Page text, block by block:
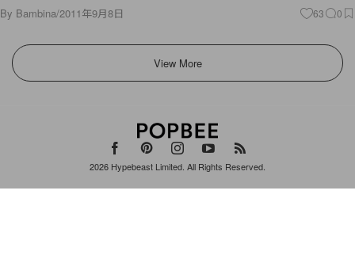
By Bambina/2011年9月8日 63 0
View More
2026 Hypebeast Limited . All Rights Reserved.